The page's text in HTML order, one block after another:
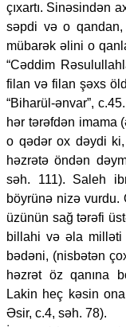
çıxartı. Sinəsindən
səpdi və o
mübarək əlini o
“Cəddim
filan və filan şəxs
“Biharül-ənvar”,
hər tərəfdən imama
o qədər ox dəydi
həzrətə öndən
səh. 111). Saleh
böyrünə nizə vurdu.
üzünün sağ tərəfi
billahi və əla milləti
bədəni, (nisbətən
həzrət öz qanına
Lakin heç kəsin
Əsir, c.4, səh. 78).